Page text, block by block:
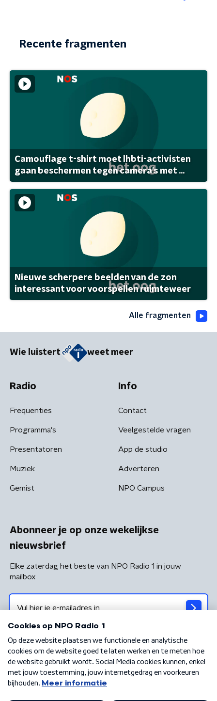
Recente fragmenten
Camouflage t-shirt moet lhbti-activisten
gaan beschermen tegen camera's met ...
Nieuwe scherpere beelden van de zon
interessant voor voorspellen ruimteweer
Alle fragmenten
Wie luistert weet meer
Radio
Frequenties
Programma's
Presentatoren
Muziek
Gemist
Info
Contact
Veelgestelde vragen
App de studio
Adverteren
NPO Campus
Abonneer je op onze wekelijkse
nieuwsbrief
Elke zaterdag het beste van NPO Radio 1 in jouw
mailbox
Algemene voorwaarden